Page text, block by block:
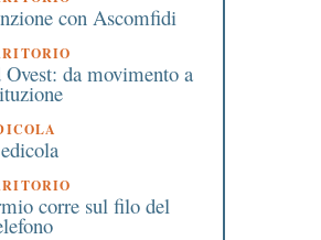
con Ascomfidi
da movimento a
corre sul filo del